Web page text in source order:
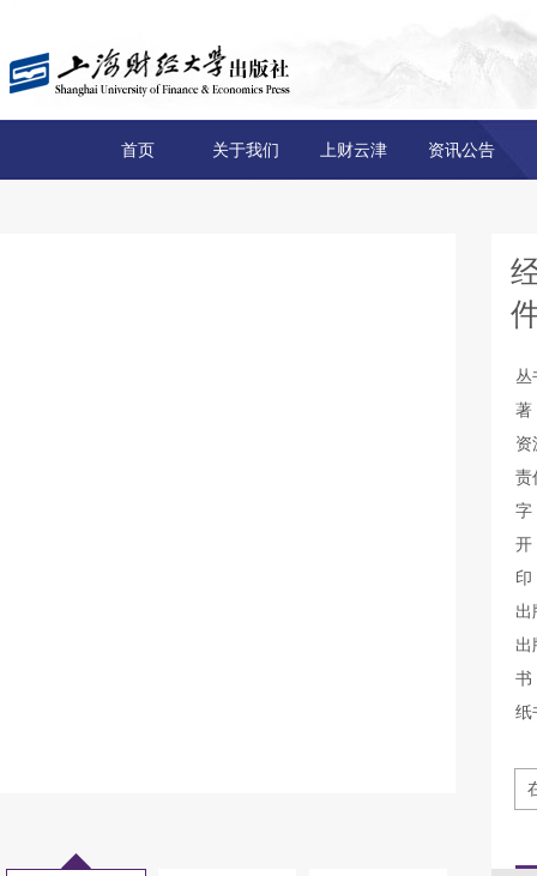
首页 关于我们 上财云津 资讯公告
丛
著
资
责
出
出
纸